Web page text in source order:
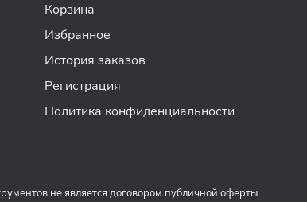
Корзина
Избранное
История заказов
Регистрация
Политика конфиденциальности
не является договором публичной оферты.